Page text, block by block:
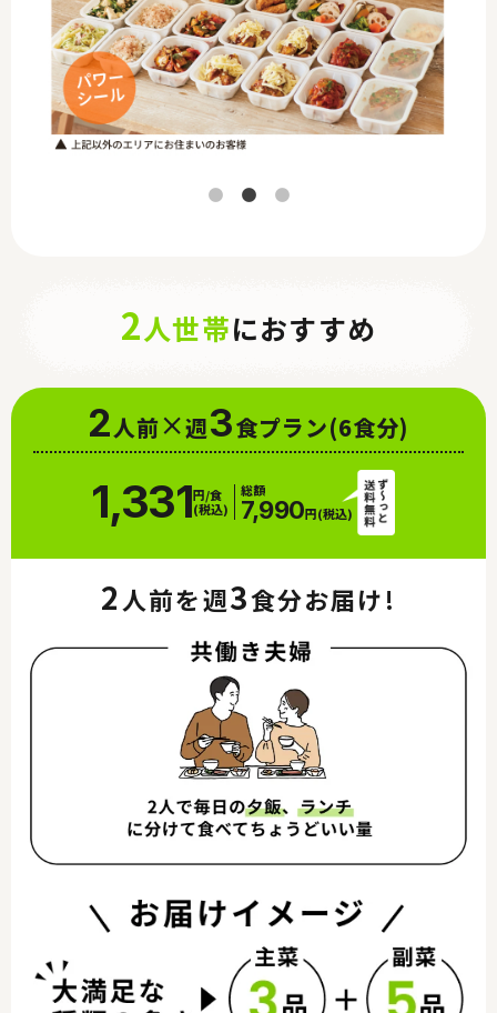
2人世帯におすすめ
2人前×週3食プラン(6食分)
1,331円/食
(税込)
総額
7,990円(税込)
2人前を週3食分お届け!